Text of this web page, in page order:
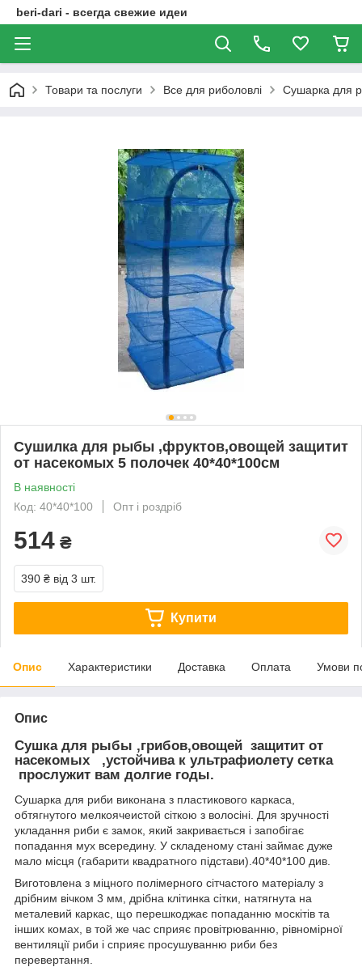
beri-dari - всегда свежие идеи
Товари та послуги Все для риболовлі Сушарка для
Сушилка для рыбы ,фруктов,овощей защитит
от насекомых 5 полочек 40*40*100см
В наявності
Код: 40*40*100
Опт і роздріб
514 ₴
390 ₴ від 3 шт.
Купити
Опис Характеристики Доставка Оплата Умови
Опис
Сушка для рыбы ,грибов,овощей защитит от
насекомых ,устойчива к ультрафиолету сетка
прослужит вам долгие годы.
Сушарка для риби виконана з пластикового каркаса,
обтягнутого мелкоячеистой сіткою з волосіні. Для зручності
укладання риби є замок, який закривається і запобігає
попадання мух всередину. У складеному стані займає дуже
мало місця (габарити квадратного підстави).40*40*100 див.
Виготовлена з міцного полімерного сітчастого матеріалу з
дрібним вічком 3 мм, дрібна клітинка сітки, натягнута на
металевий каркас, що перешкоджає попаданню москітів та
інших комах, в той же час сприяє провітрюванню, рівномірної
вентиляції риби і сприяє просушуванню риби без
перевертання.